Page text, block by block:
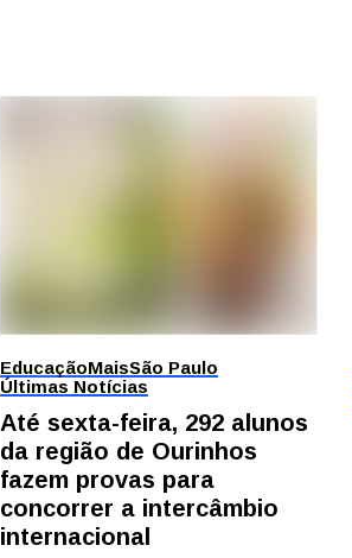
EducaçãoMaisSão Paulo
Últimas Notícias
Até sexta-feira, 292 alunos
da região de Ourinhos
fazem provas para
concorrer a intercâmbio
internacional